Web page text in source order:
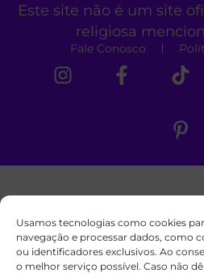
Usamos tecnologias como cookies
navegação e processar dados, como
ou identificadores exclusivos. Ao
o melhor serviço possível. Caso não
Este site não é um site
religiosa
Fale Conosco